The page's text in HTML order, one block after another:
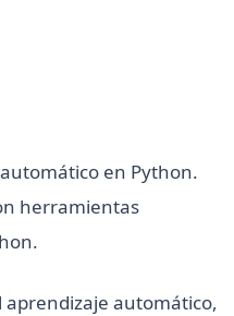
en Python.
herramientas
automático,